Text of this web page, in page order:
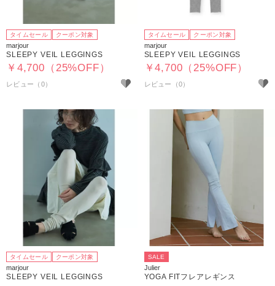
タイムセール クーポン対象
marjour
SLEEPY VEIL LEGGINGS
￥4,700（25%OFF）
タイムセール クーポン対象
marjour
SLEEPY VEIL LEGGINGS
￥4,700（25%OFF）
タイムセール クーポン対象
marjour
SLEEPY VEIL LEGGINGS
SALE
Julier
YOGA FITフレアレギンス